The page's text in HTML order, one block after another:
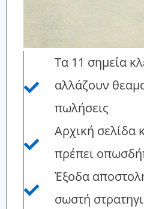
Τα 11 σημεία
αλλάζουν
πωλήσεις
Αρχική σελίδα
πρέπει
Έξοδα
σωστή